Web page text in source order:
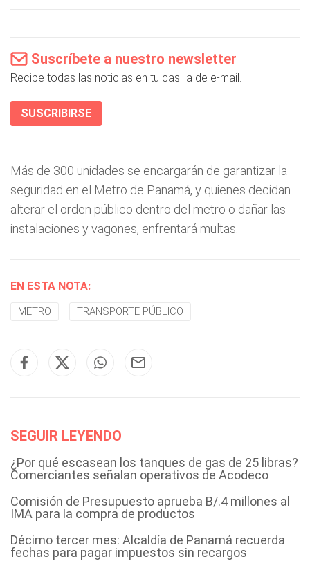
Suscríbete a nuestro newsletter
Recibe todas las noticias en tu casilla de e-mail.
SUSCRIBIRSE
Más de 300 unidades se encargarán de garantizar la
seguridad en el Metro de Panamá, y quienes decidan
alterar el orden público dentro del metro o dañar las
instalaciones y vagones, enfrentará multas.
EN ESTA NOTA:
METRO TRANSPORTE PÚBLICO
SEGUIR LEYENDO
¿Por qué escasean los tanques de gas de 25 libras?
Comerciantes señalan operativos de Acodeco
Comisión de Presupuesto aprueba B/.4 millones al
IMA para la compra de productos
Décimo tercer mes: Alcaldía de Panamá recuerda
fechas para pagar impuestos sin recargos